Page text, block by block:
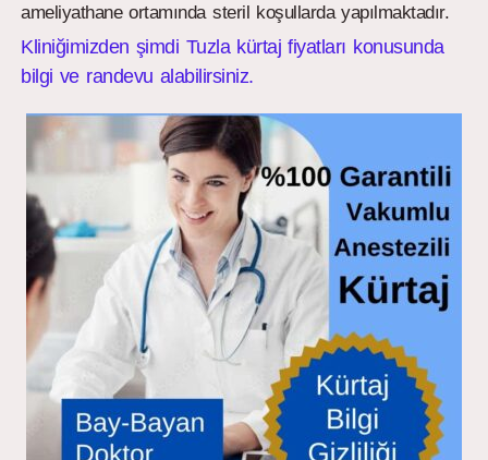
ameliyathane ortamında steril koşullarda yapılmaktadır.
Kliniğimizden şimdi Tuzla kürtaj fiyatları konusunda
bilgi ve randevu alabilirsiniz.